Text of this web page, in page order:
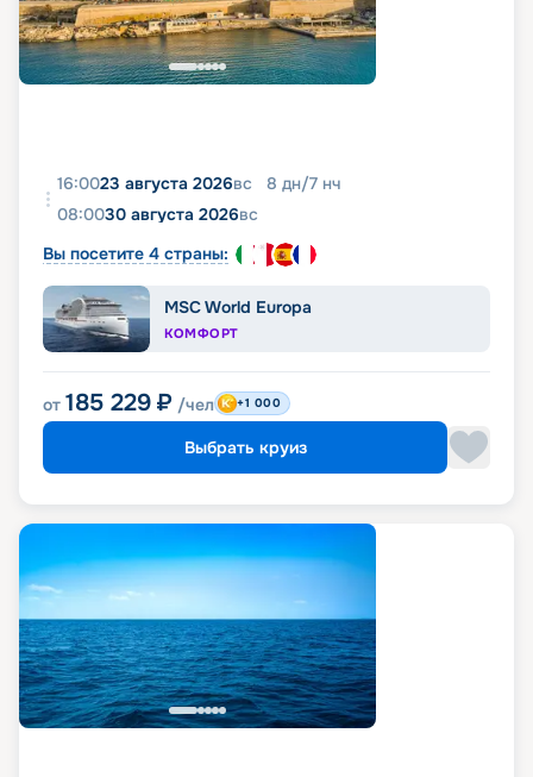
16:0023 августа 2026вс 8 дн/7 нч
08:0030 августа 2026вс
Вы посетите 4 страны:
MSC World Europa
КОМФОРТ
от 185 229 ₽ /чел +1 000
Выбрать круиз